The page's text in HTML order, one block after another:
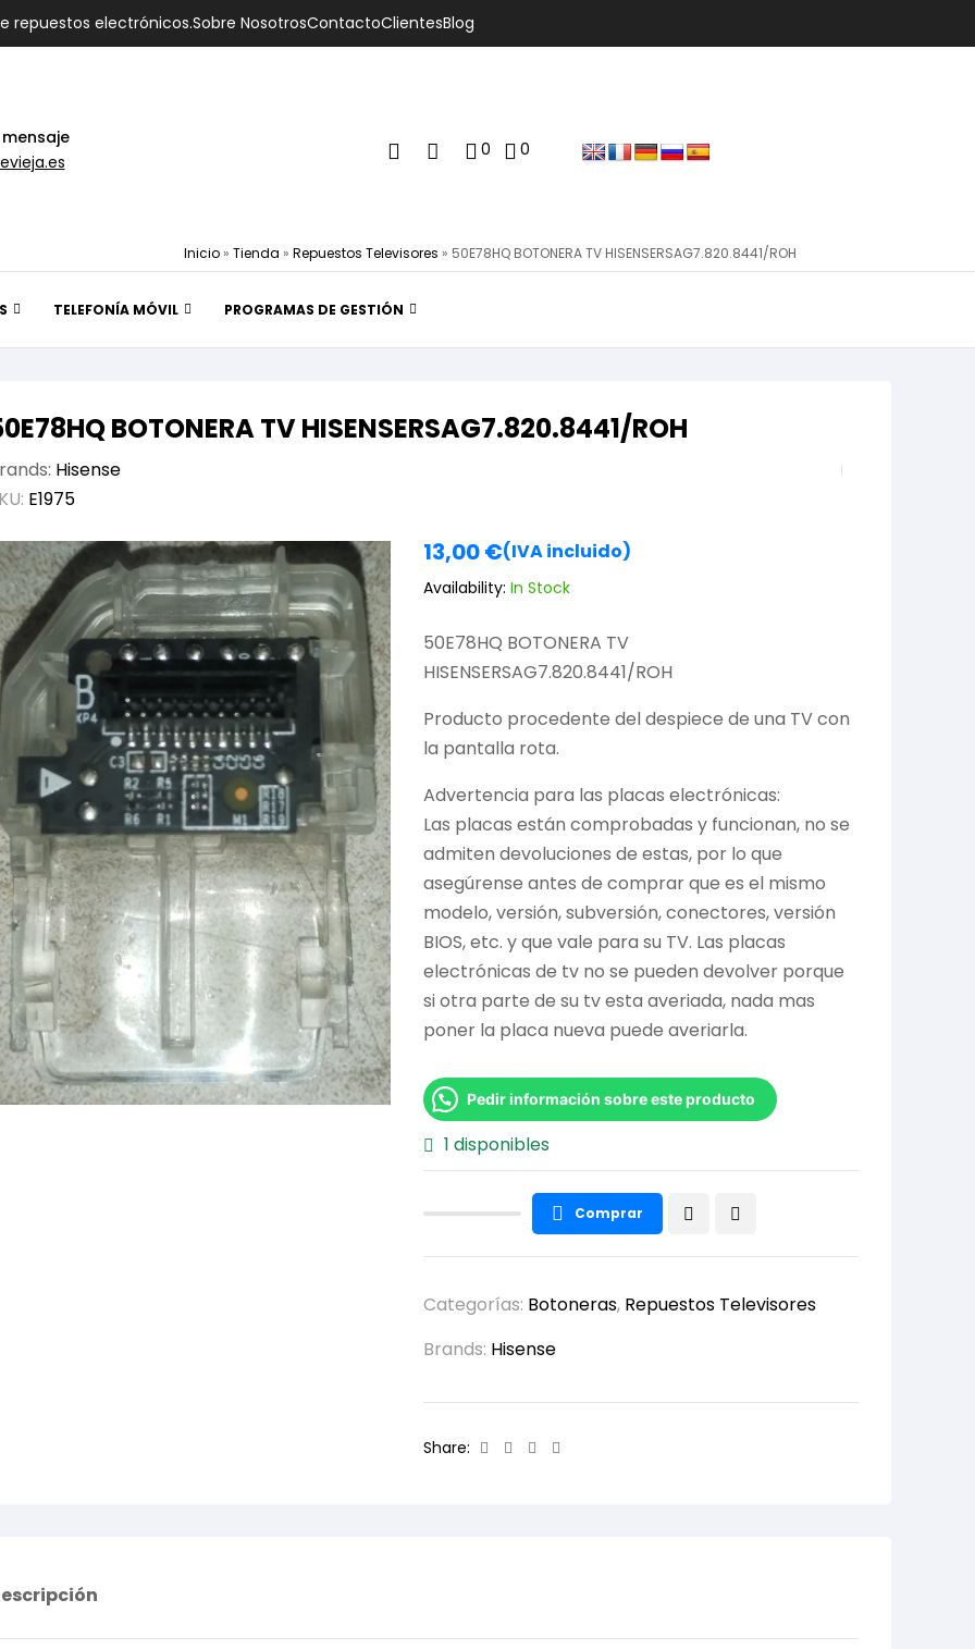
repuestos electrónicos.Sobre NosotrosContactoClientesBlog
0 0
Inicio » Tienda » Repuestos Televisores » 50E78HQ BOTONERA TV HISENSERSAG7.820.8441/ROH
TELEFONÍA MÓVIL PROGRAMAS DE GESTIÓN
BOTONERA TV HISENSERSAG7.820.8441/ROH
Hisense
E1975
13,00€(IVA incluido)
Availability: In Stock
50E78HQ BOTONERA TV
HISENSERSAG7.820.8441/ROH
Producto procedente del despiece de una TV con
la pantalla rota.
Advertencia para las placas electrónicas:
Las placas están comprobadas y funcionan, no se
admiten devoluciones de estas, por lo que
asegúrense antes de comprar que es el mismo
modelo, versión, subversión, conectores, versión
BIOS, etc. y que vale para su TV. Las placas
electrónicas de tv no se pueden devolver porque
si otra parte de su tv esta averiada, nada mas
poner la placa nueva puede averiarla.
Pedir información sobre este producto
1 disponibles
Comprar
Categorías: Botoneras, Repuestos Televisores
Brands: Hisense
Share: Facebook
TwitterLinkedin